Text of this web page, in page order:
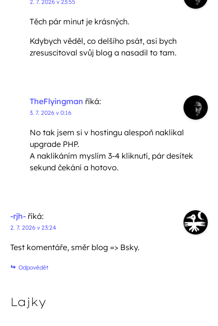
2. 7. 2026 v 23:55
Těch pár minut je krásných.
Kdybych věděl, co delšího psát, asi bych
zresuscitoval svůj blog a nasadil to tam.
TheFlyingman říká:
3. 7. 2026 v 0:16
No tak jsem si v hostingu alespoň naklikal
upgrade PHP.
A naklikáním myslím 3-4 kliknutí, pár desítek
sekund čekání a hotovo.
-rjh- říká:
2. 7. 2026 v 23:24
Test komentáře, směr blog => Bsky.
Odpovědět
Lajky